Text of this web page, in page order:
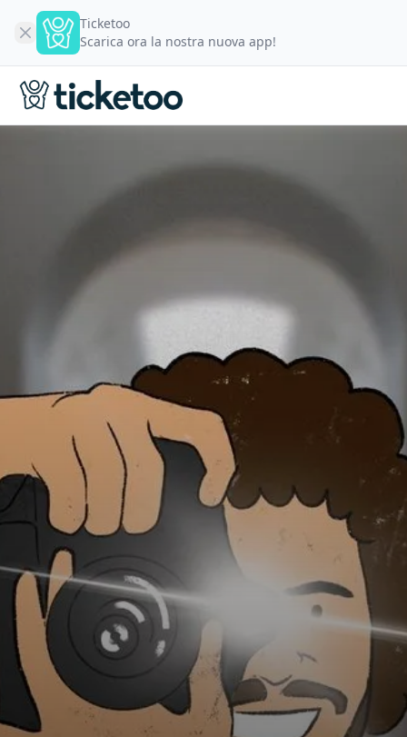
Ticketoo
Scarica ora la nostra nuova app!